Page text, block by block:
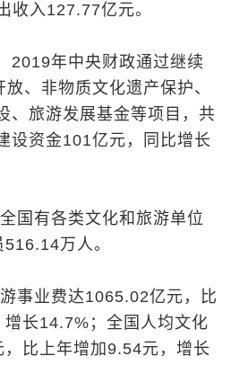
收入127.77亿元。
2019年中央财政通过继续
、非物质文化遗产保护、
、旅游发展基金等项目，共
设资金101亿元，同比增长
国有各类文化和旅游单位
万人。
事业费达1065.02亿元，比
长14.7%；全国人均文化
比上年增加9.54元，增长